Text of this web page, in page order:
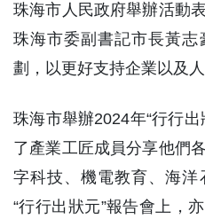
珠海市人民政府舉辦活動
珠海市委副書記市長黃
劃，以更好支持企業以及人
珠海市舉辦2024年“行行
了產業工匠成員分享他們
字科技、機電教育、海洋
“行行出狀元”報告會上，